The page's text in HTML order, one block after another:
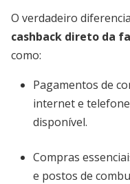
O verdadeiro
cashback direto da
como:
Pagamentos de
internet e
disponível.
Compras
e postos de